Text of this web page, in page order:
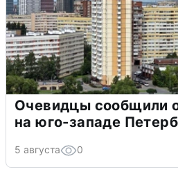
Очевидцы сообщили
на юго-западе
5 августа 0